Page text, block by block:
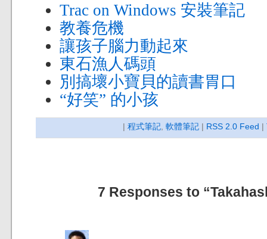
Trac on Windows 安裝筆記
教養危機
讓孩子腦力動起來
東石漁人碼頭
別搞壞小寶貝的讀書胃口
“好笑” 的小孩
| 程式筆記, 軟體筆記 | RSS 2.0 Feed |
7 Responses to